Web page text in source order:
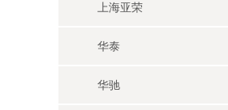
上海亚荣
华泰
华驰